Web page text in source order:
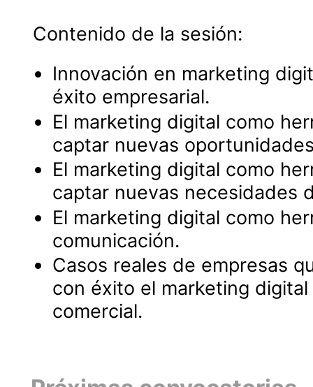
Contenido de la sesión:
Innovación en marketing
éxito empresarial.
El marketing digital como
captar nuevas
El marketing digital como
captar nuevas necesidades
El marketing digital como
comunicación.
Casos reales de empresas
con éxito el marketing
comercial.